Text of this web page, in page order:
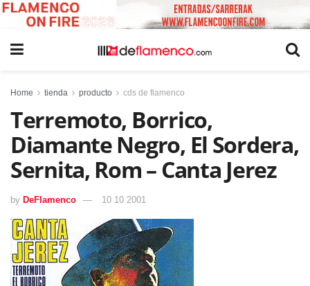
Home tienda producto cds de flamenco
Terremoto, Borrico,
Diamante Negro, El Sordera,
Sernita, Rom – Canta Jerez
by DeFlamenco 10 10 2001